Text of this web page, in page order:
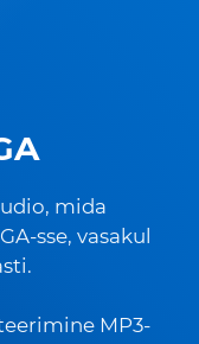
mida
sse, vasakul
MP3-